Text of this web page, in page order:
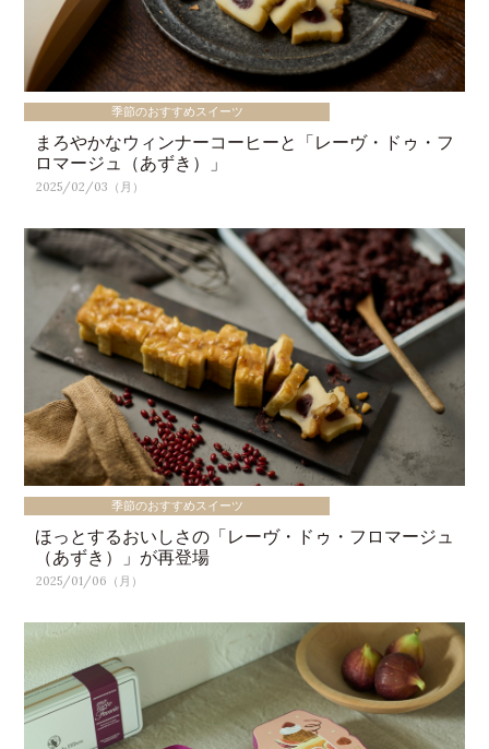
季節のおすすめスイーツ
まろやかなウィンナーコーヒーと「レーヴ・ドゥ・フ
ロマージュ（あずき）」
2025/02/03（月）
季節のおすすめスイーツ
ほっとするおいしさの「レーヴ・ドゥ・フロマージュ
（あずき）」が再登場
2025/01/06（月）